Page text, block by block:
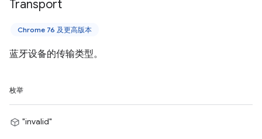
Transport
Chrome 76 及更高版本
蓝牙设备的传输类型。
枚举
"invalid"